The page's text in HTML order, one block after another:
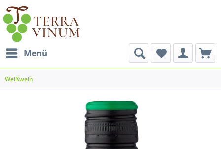
Menü
Weißwein